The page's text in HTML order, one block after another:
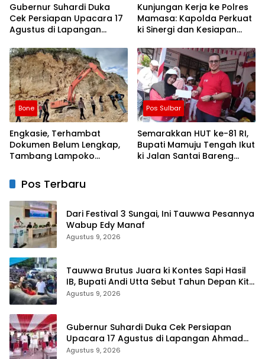
Gubernur Suhardi Duka
Cek Persiapan Upacara 17
Agustus di Lapangan
Persen
Kunjungan Kerja ke Polres
Mamasa: Kapolda Perkuat
ki Sinergi dan Kesiapan
Wilayah
Bone
Engkasie, Terhambat
Dokumen Belum Lengkap,
Tambang Lampoko
Tidak Operasional
Pos Sulbar
Semarakkan HUT ke-81 RI,
Bupati Mamuju Tengah Ikut
ki Jalan Santai Bareng
Pos Terbaru
Dari Festival 3 Sungai, Ini Tauwwa Pesannya
Wabup Edy Manaf
Agustus 9, 2026
Tauwwa Brutus Juara ki Kontes Sapi Hasil
IB, Bupati Andi Utta Sebut Tahun Depan Kita
Bikin Skala Lebih Besar
Agustus 9, 2026
Gubernur Suhardi Duka Cek Persiapan
Upacara 17 Agustus di Lapangan Ahmad
Kirang, Capai 80 Persen
Agustus 9, 2026